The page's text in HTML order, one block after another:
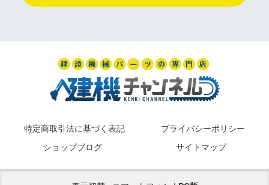
特定商取引法に基づく表記
プライバシーポリシー
ショップブログ
サイトマップ